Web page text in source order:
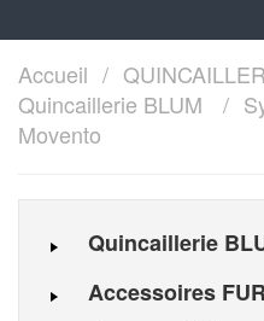
Accueil
Quincaillerie BLUM
Movento
Quincaillerie
Accessoires